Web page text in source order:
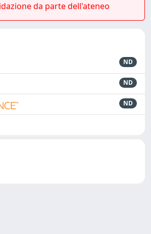
da parte dell'ateneo
ND
ND
ND